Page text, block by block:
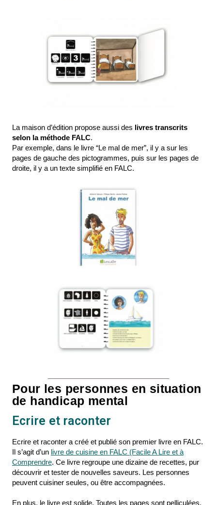
La maison d’édition propose aussi des livres transcrits
selon la méthode FALC.
Par exemple, dans le livre “Le mal de mer”, il y a sur les
pages de gauche des pictogrammes, puis sur les pages de
droite, il y a un texte simplifié en FALC.
Pour les personnes en situation
de handicap mental
Ecrire et raconter
Ecrire et raconter a créé et publié son premier livre en FALC.
Il s’agit d’un livre de cuisine en FALC (Facile A Lire et à
Comprendre. Ce livre regroupe une dizaine de recettes, pur
découvrir et tester de nouvelles saveurs. Les personnes
peuvent cuisiner seules, ou être accompagnées.
En plus, le livre est solide. Toutes les pages sont pelliculées,